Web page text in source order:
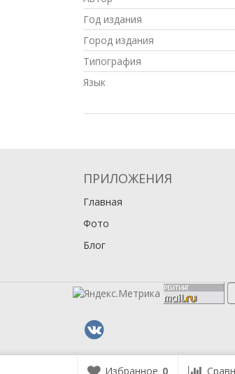
Избранное 0
Год издания
Город издания
Типография
Язык
ПРИЛОЖЕНИЯ
Главная
Фото
Блог